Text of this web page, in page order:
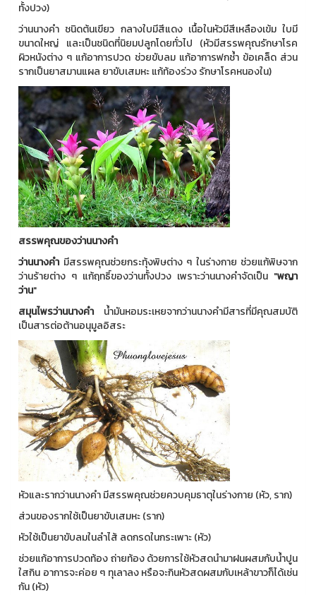
ทั้งปวง)
ว่านนางคำ ชนิดต้นเขียว กลางใบมีสีแดง เนื้อในหัวมีสีเหลืองเข้ม ใบมี
ขนาดใหญ่ และเป็นชนิดที่นิยมปลูกโดยทั่วไป (หัวมีสรรพคุณรักษาโรค
ผิวหนังต่าง ๆ แก้อาการปวด ช่วยขับลม แก้อาการฟกช้ำ ข้อเคล็ด ส่วน
รากเป็นยาสมานแผล ยาขับเสมหะ แก้ท้องร่วง รักษาโรคหนองใน)
สรรพคุณของว่านนางคํา
ว่านนางคำ มีสรรพคุณช่วยกระทุ้งพิษต่าง ๆ ในร่างกาย ช่วยแก้พิษจาก
ว่านร้ายต่าง ๆ แก้ฤทธิ์ของว่านทั้งปวง เพราะว่านนางคำจัดเป็น "พญา
ว่าน"
สมุนไพรว่านนางคำ น้ำมันหอมระเหยจากว่านนางคำมีสารที่มีคุณสมบัติ
เป็นสารต่อต้านอนุมูลอิสระ
หัวและรากว่านนางคํา มีสรรพคุณช่วยควบคุมธาตุในร่างกาย (หัว, ราก)
ส่วนของรากใช้เป็นยาขับเสมหะ (ราก)
หัวใช้เป็นยาขับลมในลำไส้ ลดกรดในกระเพาะ (หัว)
ช่วยแก้อาการปวดท้อง ถ่ายท้อง ด้วยการใช้หัวสดนำมาฝนผสมกับน้ำปูน
ใสกิน อาการจะค่อย ๆ ทุเลาลง หรือจะกินหัวสดผสมกับเหล้าขาวก็ได้เช่น
กัน (หัว)